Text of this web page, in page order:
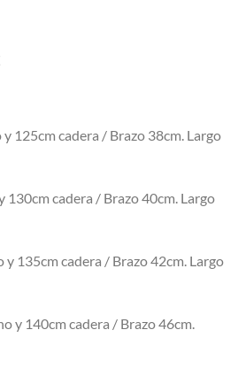
El
es:
45,95 €.
125cm cadera / Brazo 38cm. Largo
130cm cadera / Brazo 40cm. Largo
y 135cm cadera / Brazo 42cm. Largo
y 140cm cadera / Brazo 46cm.